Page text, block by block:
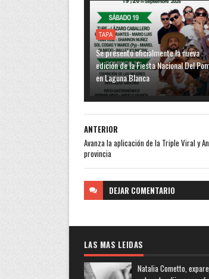
TAPA
Se presentó oficialmente la nueva
edición de la Fiesta Nacional Del
en Laguna Blanca
ANTERIOR
Avanza la aplicación de la Triple Viral y
provincia
DEJAR COMENTARIO
LAS MAS LEIDAS
Natalia Cometto,